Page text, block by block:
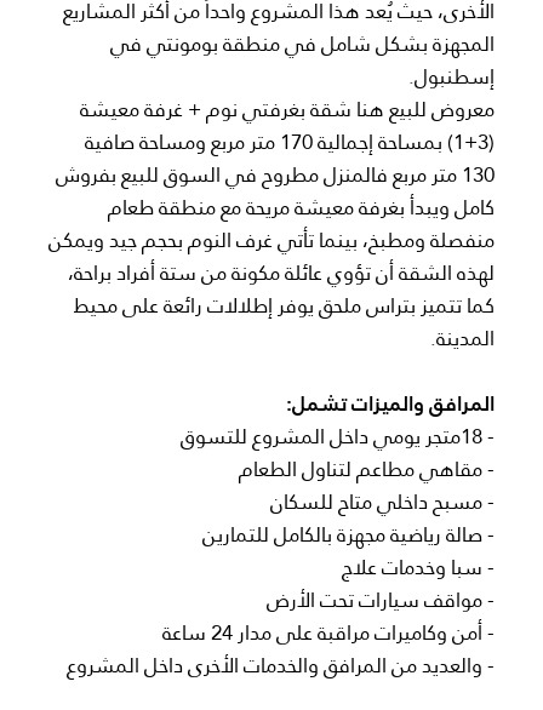
الأخرى، حيث يُعد هذا المشروع واحداً من أكثر المشاريع
المجهزة بشكل شامل في منطقة بومونتي في
إسطنبول.
معروض للبيع هنا شقة بغرفتي نوم + غرفة معيشة
(3+1) بمساحة إجمالية 170 متر مربع ومساحة صافية
130 متر مربع فالمنزل مطروح في السوق للبيع بفروش
كامل ويبدأ بغرفة معيشة مريحة مع منطقة طعام
منفصلة ومطبخ، بينما تأتي غرف النوم بحجم جيد ويمكن
لهذه الشقة أن تؤوي عائلة مكونة من ستة أفراد براحة،
كما تتميز بتراس ملحق يوفر إطلالات رائعة على محيط
المدينة.
المرافق والميزات تشمل:
- 18متجر يومي داخل المشروع للتسوق
- مقاهي مطاعم لتناول الطعام
- مسبح داخلي متاح للسكان
- صالة رياضية مجهزة بالكامل للتمارين
- سبا وخدمات علاج
- مواقف سيارات تحت الأرض
- أمن وكاميرات مراقبة على مدار 24 ساعة
- والعديد من المرافق والخدمات الأخرى داخل المشروع